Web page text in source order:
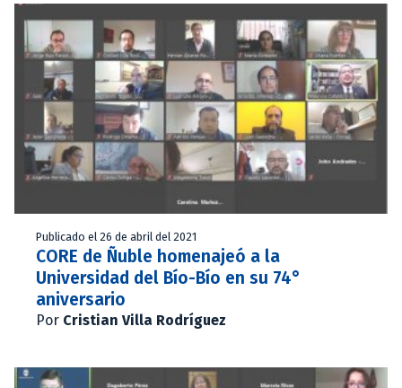
Publicado el 26 de abril del 2021
CORE de Ñuble homenajeó a la
Universidad del Bío-Bío en su 74°
aniversario
Por Cristian Villa Rodríguez